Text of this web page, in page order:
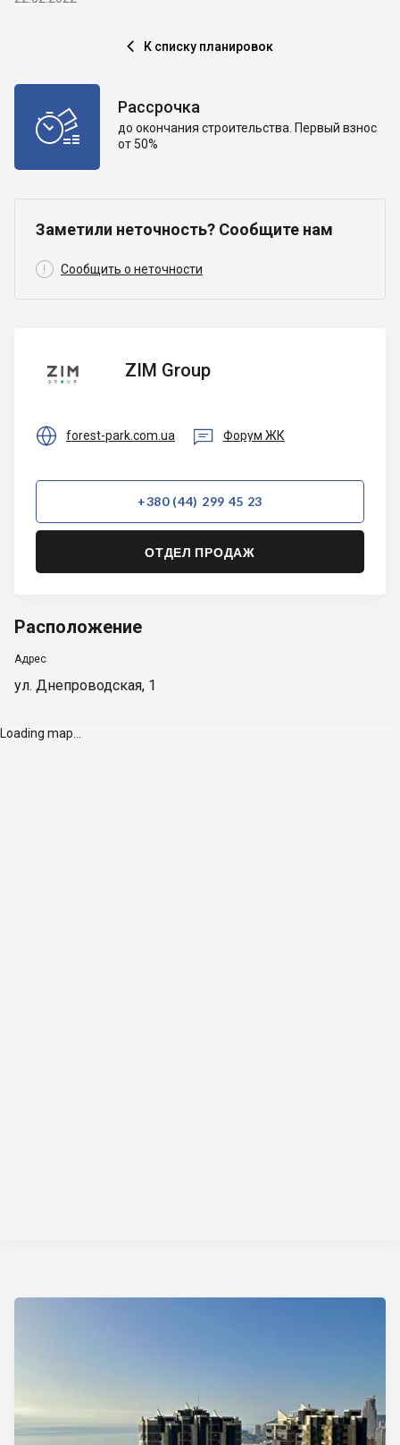
 К списку планировок
 Рассрочка
до окончания строительства. Первый взнос
от 50%
Заметили неточность? Сообщите нам
 Сообщить о неточности
Group
ZIM Group
 forest-park.com.ua  Форум ЖК
+380 (44) 299 45 23
ОТДЕЛ ПРОДАЖ
Расположение
Адрес
ул. Днепроводская, 1
Loading map...